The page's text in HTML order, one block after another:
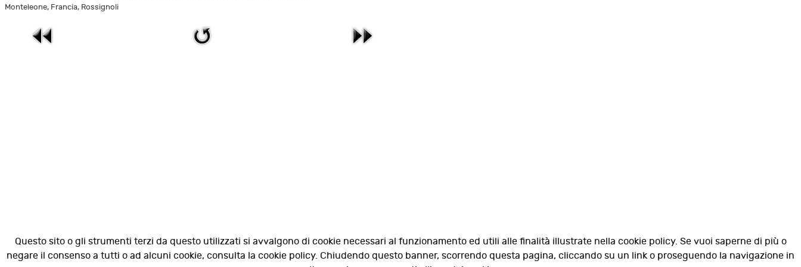
Monteleone, Francia, Rossignoli
Questo sito o gli strumenti terzi da questo utilizzati si avvalgono di cookie necessari al funzionamento ed utili alle finalità illustrate nella cookie policy. Se vuoi saperne di più o
negare il consenso a tutti o ad alcuni cookie, consulta la cookie policy. Chiudendo questo banner, scorrendo questa pagina, cliccando su un link o proseguendo la navigazione in